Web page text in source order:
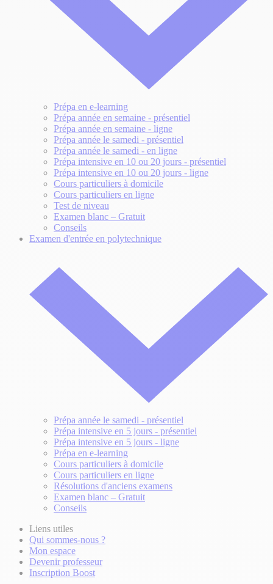
Prépa en e-learning
Prépa année en semaine - présentiel
Prépa année en semaine - ligne
Prépa année le samedi - présentiel
Prépa année le samedi - en ligne
Prépa intensive en 10 ou 20 jours - présentiel
Prépa intensive en 10 ou 20 jours - ligne
Cours particuliers à domicile
Cours particuliers en ligne
Test de niveau
Examen blanc – Gratuit
Conseils
Examen d'entrée en polytechnique
Prépa année le samedi - présentiel
Prépa intensive en 5 jours - présentiel
Prépa intensive en 5 jours - ligne
Prépa en e-learning
Cours particuliers à domicile
Cours particuliers en ligne
Résolutions d'anciens examens
Examen blanc – Gratuit
Conseils
Liens utiles
Qui sommes-nous ?
Mon espace
Devenir professeur
Inscription Boost